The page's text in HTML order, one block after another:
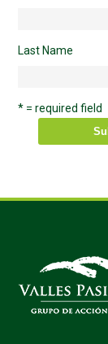
Last Name
* = required field